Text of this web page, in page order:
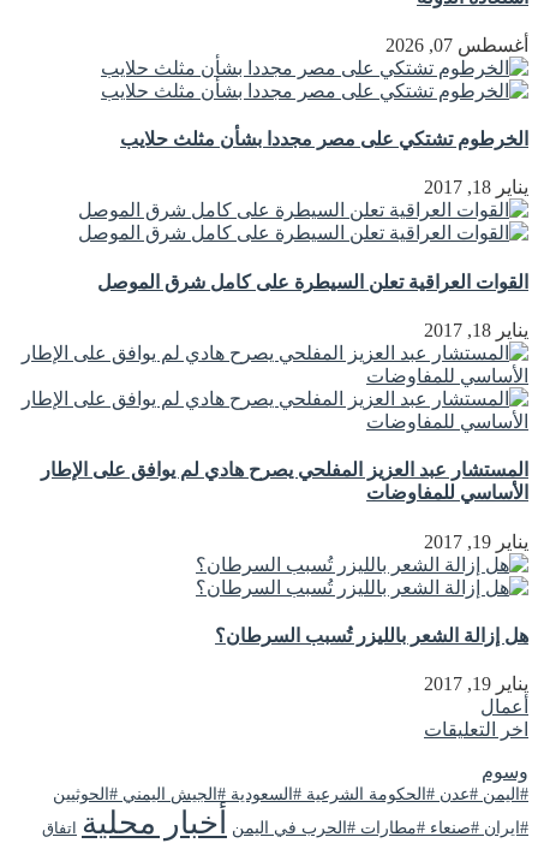
أغسطس 07, 2026
الخرطوم تشتكي على مصر مجددا بشأن مثلث حلايب
يناير 18, 2017
القوات العراقية تعلن السيطرة على كامل شرق الموصل
يناير 18, 2017
المستشار عبد العزيز المفلحي يصرح هادي لم يوافق على الإطار
الأساسي للمفاوضات
يناير 19, 2017
هل إزالة الشعر بالليزر تُسبب السرطان؟
يناير 19, 2017
أعمال
اخر التعليقات
وسوم
#اليمن #عدن #الحكومة الشرعية #السعودية #الجيش اليمني #الحوثيين
#ايران #صنعاء #مطارات #الحرب في اليمن
أخبار محلية
اتفاق